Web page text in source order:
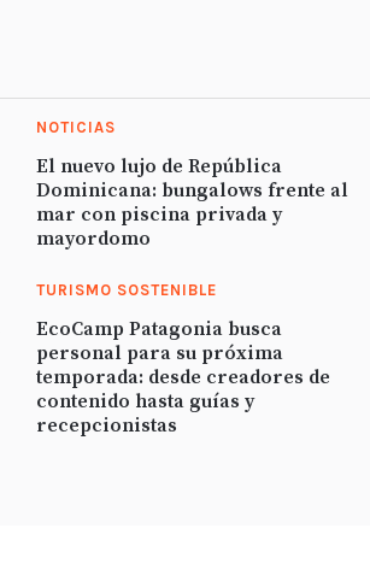
NOTICIAS
El nuevo lujo de República
Dominicana: bungalows frente al
mar con piscina privada y
mayordomo
TURISMO SOSTENIBLE
EcoCamp Patagonia busca
personal para su próxima
temporada: desde creadores de
contenido hasta guías y
recepcionistas